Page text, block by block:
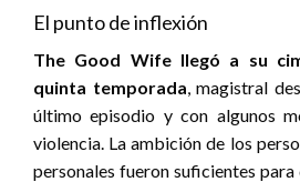
El punto de inflexión
The Good Wife llegó a su
quinta temporada , magistral
último episodio y con algunos
violencia. La ambición de los
personales fueron suficientes